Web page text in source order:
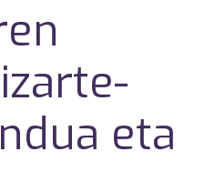
eta